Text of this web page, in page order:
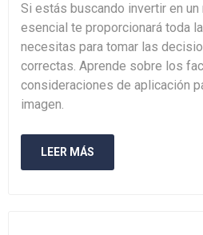
Si estás buscando invertir en
esencial te proporcionará toda
necesitas para tomar las
correctas. Aprende sobre los
consideraciones de aplicación
imagen.
LEER MÁS